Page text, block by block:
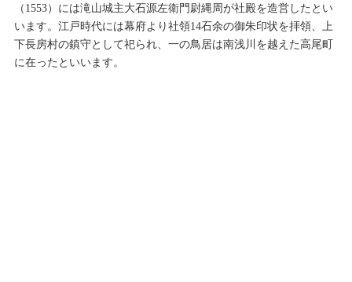
（1553）には滝山城主大石源左衛門尉縄周が社殿を造営したとい
います。江戸時代には幕府より社領14石余の御朱印状を拝領、上
下長房村の鎮守として祀られ、一の鳥居は南浅川を越えた高尾町
に在ったといいます。